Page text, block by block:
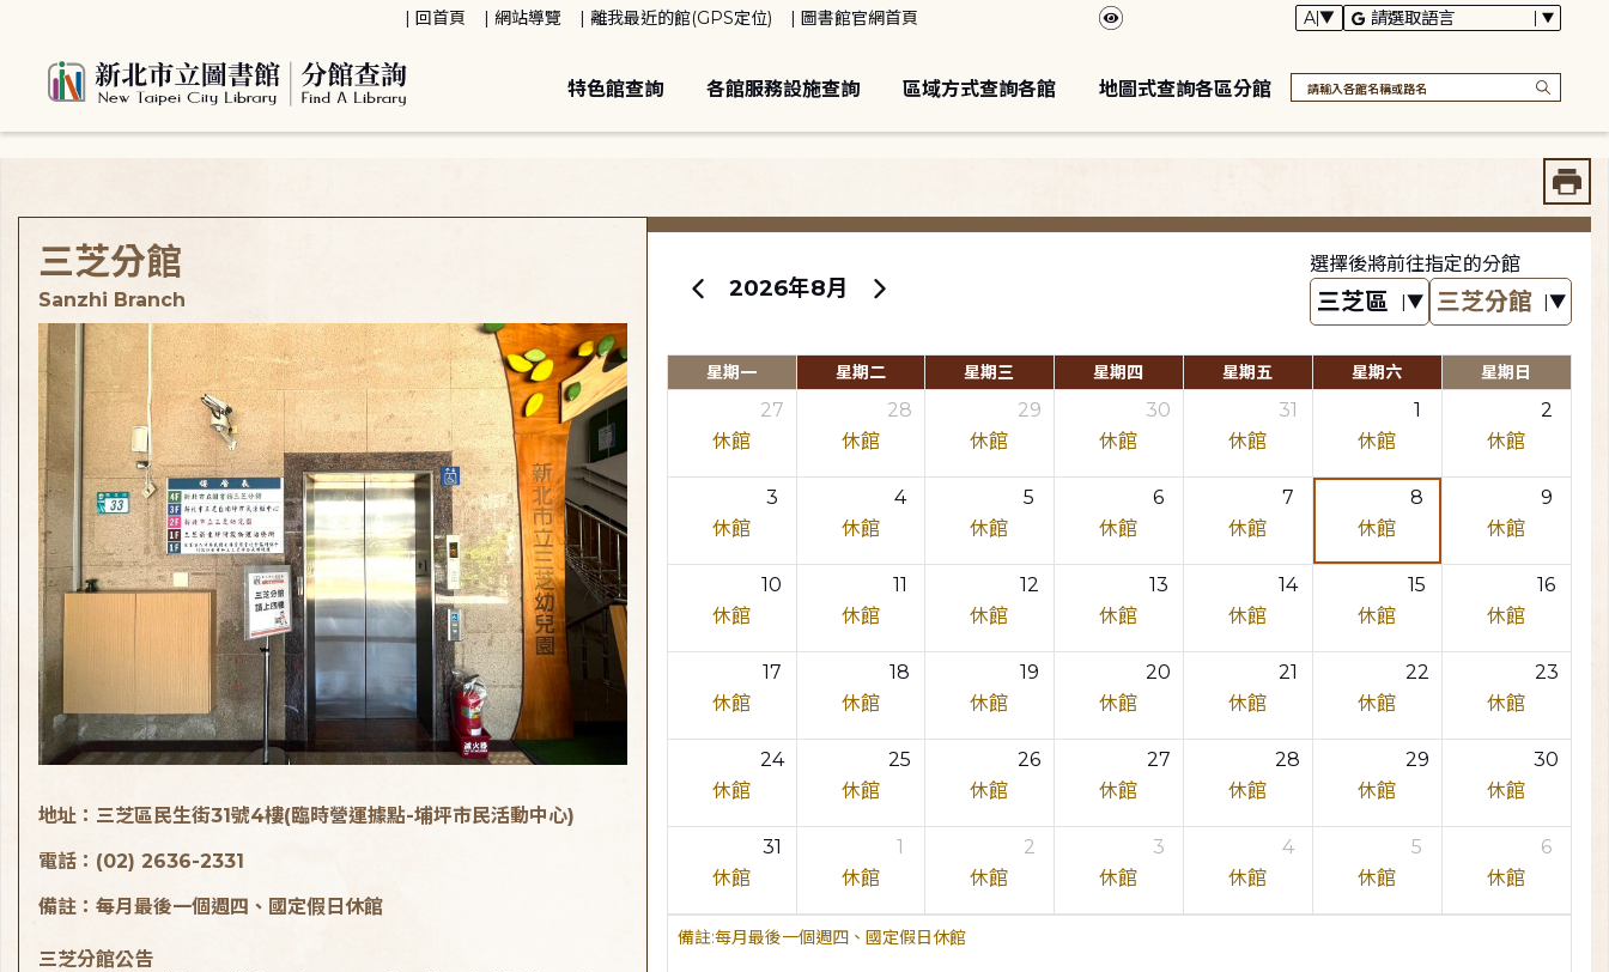
回首頁 網站導覽 離我最近的館(GPS定位) 圖書館官網首頁
特色館查詢 各館服務設施查詢 區域方式查詢各館 地圖式查詢各區分館
2026年8月
選擇後將前往指定的分館
星期一 星期二 星期三 星期四 星期五 星期六 星期日
27
休館
28
休館
29
休館
30
休館
31
休館
1
休館
2
休館
3
休館
4
休館
5
休館
6
休館
7
休館
8
休館
9
休館
10
休館
11
休館
12
休館
13
休館
14
休館
15
休館
16
休館
17
休館
18
休館
19
休館
20
休館
21
休館
22
休館
23
休館
24
休館
25
休館
26
休館
27
休館
28
休館
29
休館
30
休館
31
休館
1
休館
2
休館
3
休館
4
休館
5
休館
6
休館
每月最後一個週四、國定假日休館
三芝分館
Sanzhi Branch
地址：三芝區民生街31號4樓(臨時營運據點-埔坪市民活動中心)
電話：(02) 2636-2331
備註：每月最後一個週四、國定假日休館
三芝分館公告